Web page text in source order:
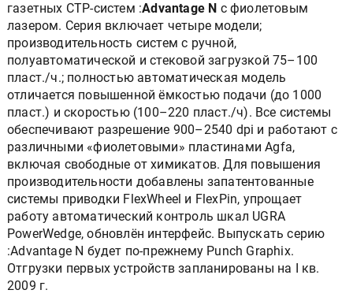
газетных CTP-систем :Advantage N с фиолетовым
лазером. Серия включает четыре модели;
производительность систем с ручной,
полуавтоматической и стековой загрузкой 75–100
пласт./ч.; полностью автоматическая модель
отличается повышенной ёмкостью подачи (до 1000
пласт.) и скоростью (100–220 пласт./ч). Все системы
обеспечивают разрешение 900–2540 dpi и работают с
различными «фиолетовыми» пластинами Agfa,
включая свободные от химикатов. Для повышения
производительности добавлены запатентованные
системы приводки FlexWheel и FlexPin, упрощает
работу автоматический контроль шкал UGRA
PowerWedge, обновлён интерфейс. Выпускать серию
:Advantage N будет по-прежнему Punch Graphix.
Отгрузки первых устройств запланированы на I кв.
2009 г.